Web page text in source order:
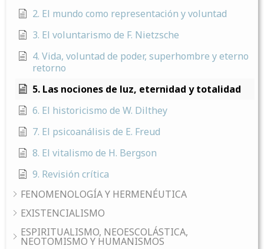
2. El mundo como representación y voluntad
3. El voluntarismo de F. Nietzsche
4. Vida, voluntad de poder, superhombre y eterno
retorno
5. Las nociones de luz, eternidad y totalidad
6. El historicismo de W. Dilthey
7. El psicoanálisis de E. Freud
8. El vitalismo de H. Bergson
9. Revisión crítica
FENOMENOLOGÍA Y HERMENÉUTICA
EXISTENCIALISMO
ESPIRITUALISMO, NEOESCOLÁSTICA,
NEOTOMISMO Y HUMANISMOS